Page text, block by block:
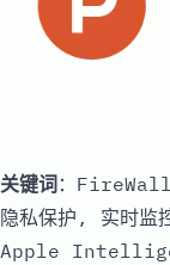
关键词 ：
隐私保护, 实时
Apple